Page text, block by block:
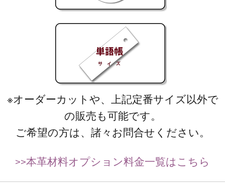
※オーダーカットや、上記定番サイズ以外で
の販売も可能です。
ご希望の方は、諸々お問合せください。
>>本革材料オプション料金一覧はこちら